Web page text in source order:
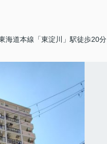
海道本線「東淀川」駅徒歩20分